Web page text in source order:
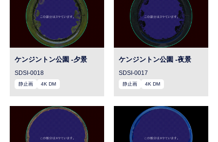
ケンジントン公園 -夕景
SDSI-0018
静止画 4K DM
ケンジントン公園 -夜景
SDSI-0017
静止画 4K DM